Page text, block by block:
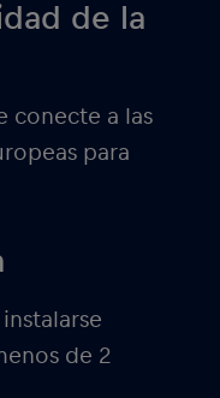
de la
conecte a las
para
de 2